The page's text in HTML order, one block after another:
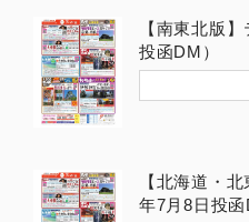
【南東北版
投函DM）
【北海道・
年7月8日投函